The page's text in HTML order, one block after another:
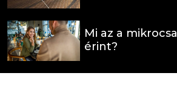
Mi az a
érint?